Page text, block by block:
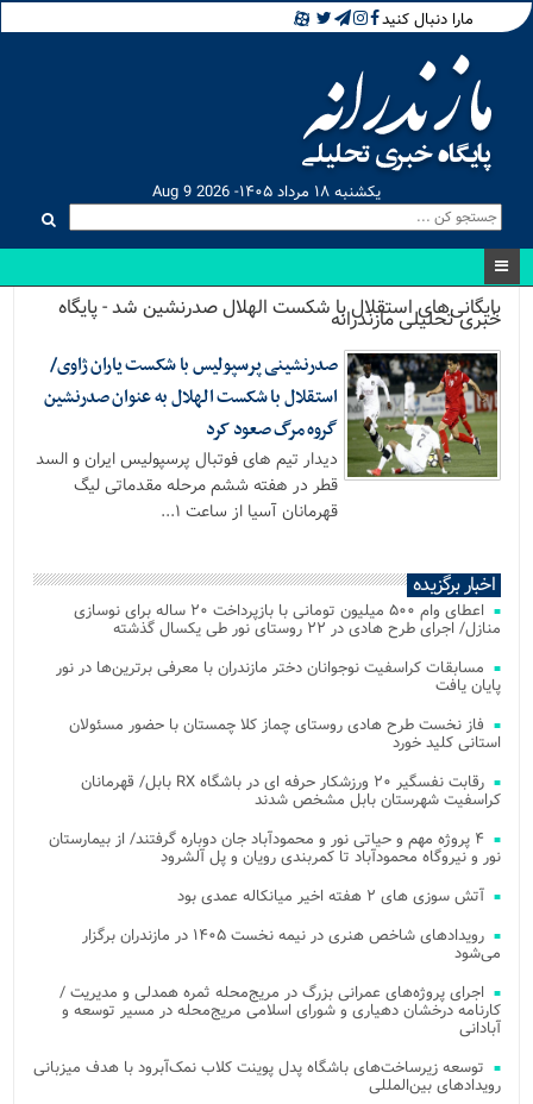
مارا دنبال کنید
یکشنبه ۱۸ مرداد ۱۴۰۵- Aug 9 2026
بایگانی‌های استقلال با شکست الهلال صدرنشین شد - پایگاه
خبری تحلیلی مازندرانه
صدرنشینی پرسپولیس با شکست یاران ژاوی/
استقلال با شکست الهلال به عنوان صدرنشین
گروه مرگ صعود کرد
دیدار تیم های فوتبال پرسپولیس ایران و السد
قطر در هفته ششم مرحله مقدماتی لیگ
قهرمانان آسیا از ساعت ۱...
اخبار برگزیده
اعطای وام ۵۰۰ میلیون تومانی با بازپرداخت ۲۰ ساله برای نوسازی
منازل/ اجرای طرح هادی در ۲۲ روستای نور طی یکسال گذشته
مسابقات کراسفیت نوجوانان دختر مازندران با معرفی برترین‌ها در نور
پایان یافت
فاز نخست طرح هادی روستای چماز کلا چمستان با حضور مسئولان
استانی کلید خورد
رقابت نفسگیر ۲۰ ورزشکار حرفه ای در باشگاه RX بابل/ قهرمانان
کراسفیت شهرستان بابل مشخص شدند
۴ پروژه مهم و حیاتی نور و محمودآباد جان دوباره گرفتند/ از بیمارستان
نور و نیروگاه محمودآباد تا کمربندی رویان و پل آلشرود
آتش‌ سوزی‌ های ۲ هفته اخیر میانکاله عمدی بود
رویدادهای شاخص هنری در نیمه نخست ۱۴۰۵ در مازندران برگزار
می‌شود
اجرای پروژه‌های عمرانی بزرگ در مریج‌محله ثمره همدلی و مدیریت /
کارنامه درخشان دهیاری و شورای اسلامی مریج‌محله در مسیر توسعه و
آبادانی
توسعه زیرساخت‌های باشگاه پدل پوینت کلاب نمک‌آبرود با هدف میزبانی
رویدادهای بین‌المللی